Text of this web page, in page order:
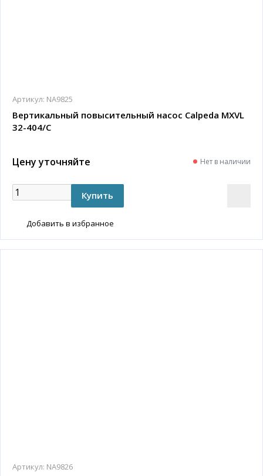
Артикул: NA9825
Вертикальный повысительный насос Calpeda MXVL
32-404/C
Цену уточняйте Нет в наличии
Добавить в избранное
Артикул: NA9826